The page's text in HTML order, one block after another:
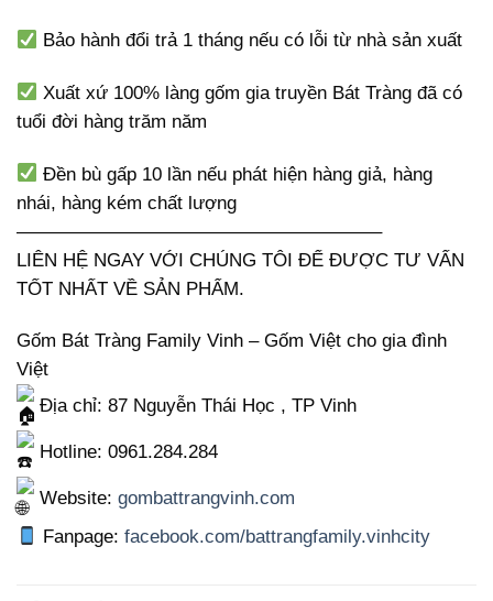
Bảo hành đổi trả 1 tháng nếu có lỗi từ nhà sản xuất
Xuất xứ 100% làng gốm gia truyền Bát Tràng đã có
tuổi đời hàng trăm năm
Đền bù gấp 10 lần nếu phát hiện hàng giả, hàng
nhái, hàng kém chất lượng
———————————————————–
LIÊN HỆ NGAY VỚI CHÚNG TÔI ĐỂ ĐƯỢC TƯ VẤN
TỐT NHẤT VỀ SẢN PHẨM.
Gốm Bát Tràng Family Vinh – Gốm Việt cho gia đình
Việt
Địa chỉ: 87 Nguyễn Thái Học , TP Vinh
Hotline: 0961.284.284
Website: gombattrangvinh.com
Fanpage:facebook.com/battrangfamily.vinhcity